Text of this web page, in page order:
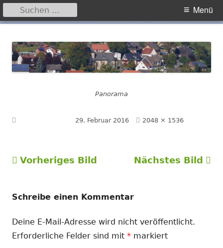
zum
Inhalt
Primäres
Menü
Suchen
nach:
Panorama
29. Februar 2016 Volle
2048 × 1536
Vorheriges Bild Nächstes Bild
Schreibe einen Kommentar
Deine E-Mail-Adresse wird nicht veröffentlicht.
Erforderliche Felder sind mit * markiert